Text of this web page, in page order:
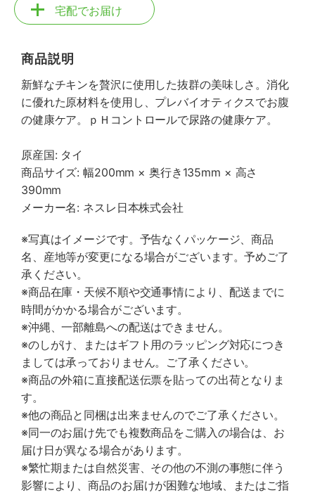
宅配でお届け
商品説明
新鮮なチキンを贅沢に使用した抜群の美味しさ。消化
に優れた原材料を使用し、プレバイオティクスでお腹
の健康ケア。ｐＨコントロールで尿路の健康ケア。
原産国: タイ
商品サイズ: 幅200mm × 奥行き135mm × 高さ
390mm
メーカー名: ネスレ日本株式会社
※写真はイメージです。予告なくパッケージ、商品
名、産地等が変更になる場合がございます。予めご了
承ください。
※商品在庫・天候不順や交通事情により、配送までに
時間がかかる場合がございます。
※沖縄、一部離島への配送はできません。
※のしがけ、またはギフト用のラッピング対応につき
ましては承っておりません。ご了承ください。
※商品の外箱に直接配送伝票を貼っての出荷となりま
す。
※他の商品と同梱は出来ませんのでご了承ください。
※同一のお届け先でも複数商品をご購入の場合は、お
届け日が異なる場合があります。
※繁忙期または自然災害、その他の不測の事態に伴う
影響により、商品のお届けが困難な地域、またはご指